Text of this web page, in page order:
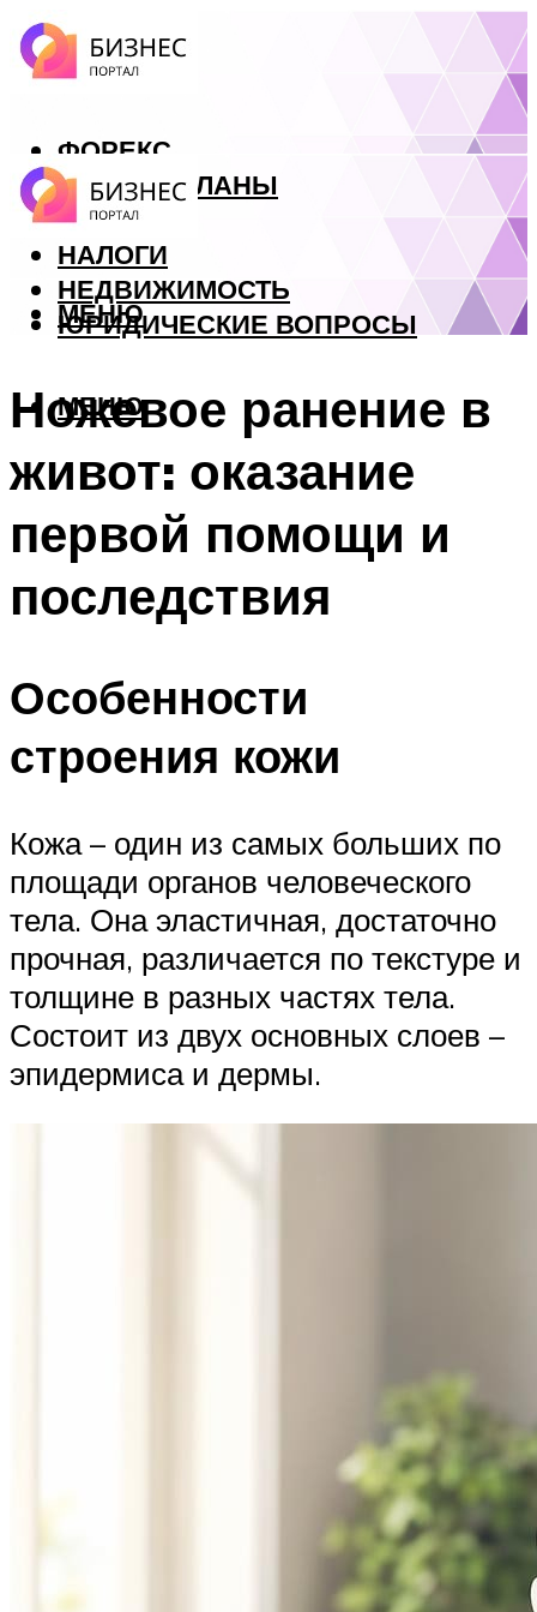
ФОРЕКС
БИЗНЕС ПЛАНЫ
КРЕДИТЫ
НАЛОГИ
НЕДВИЖИМОСТЬ
ЮРИДИЧЕСКИЕ ВОПРОСЫ
МЕНЮ
МЕНЮ
Ножевое ранение в
живот: оказание
первой помощи и
последствия
Особенности
строения кожи
Кожа – один из самых больших по
площади органов человеческого
тела. Она эластичная, достаточно
прочная, различается по текстуре и
толщине в разных частях тела.
Состоит из двух основных слоев –
эпидермиса и дермы.